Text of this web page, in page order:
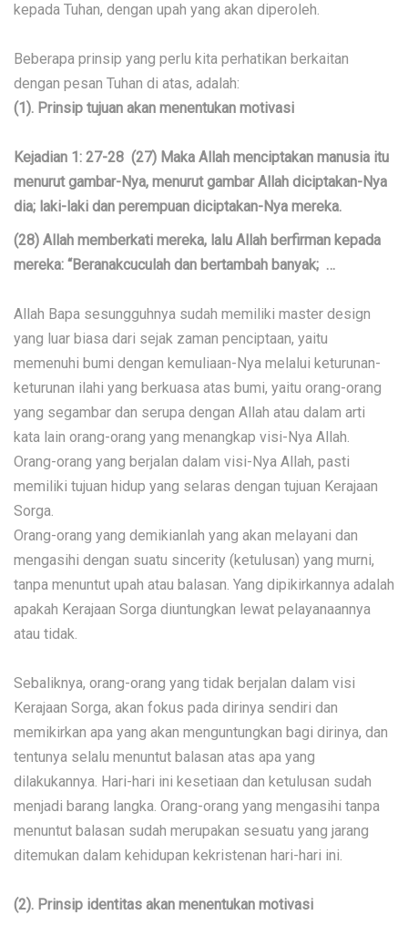
kepada Tuhan, dengan upah yang akan diperoleh.
Beberapa prinsip yang perlu kita perhatikan berkaitan
dengan pesan Tuhan di atas, adalah:
(1). Prinsip tujuan akan menentukan motivasi
Kejadian 1: 27-28 (27) Maka Allah menciptakan manusia itu
menurut gambar-Nya, menurut gambar Allah diciptakan-Nya
dia; laki-laki dan perempuan diciptakan-Nya mereka.
(28) Allah memberkati mereka, lalu Allah berfirman kepada
mereka: “Beranakcuculah dan bertambah banyak; …
Allah Bapa sesungguhnya sudah memiliki master design
yang luar biasa dari sejak zaman penciptaan, yaitu
memenuhi bumi dengan kemuliaan-Nya melalui keturunan-
keturunan ilahi yang berkuasa atas bumi, yaitu orang-orang
yang segambar dan serupa dengan Allah atau dalam arti
kata lain orang-orang yang menangkap visi-Nya Allah.
Orang-orang yang berjalan dalam visi-Nya Allah, pasti
memiliki tujuan hidup yang selaras dengan tujuan Kerajaan
Sorga.
Orang-orang yang demikianlah yang akan melayani dan
mengasihi dengan suatu sincerity (ketulusan) yang murni,
tanpa menuntut upah atau balasan. Yang dipikirkannya adalah
apakah Kerajaan Sorga diuntungkan lewat pelayanaannya
atau tidak.
Sebaliknya, orang-orang yang tidak berjalan dalam visi
Kerajaan Sorga, akan fokus pada dirinya sendiri dan
memikirkan apa yang akan menguntungkan bagi dirinya, dan
tentunya selalu menuntut balasan atas apa yang
dilakukannya. Hari-hari ini kesetiaan dan ketulusan sudah
menjadi barang langka. Orang-orang yang mengasihi tanpa
menuntut balasan sudah merupakan sesuatu yang jarang
ditemukan dalam kehidupan kekristenan hari-hari ini.
(2). Prinsip identitas akan menentukan motivasi